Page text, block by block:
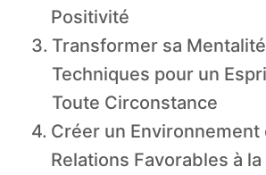
Positivité
Transformer sa
Techniques pour un
Toute Circonstance
Créer un Environnement
Relations Favorables à